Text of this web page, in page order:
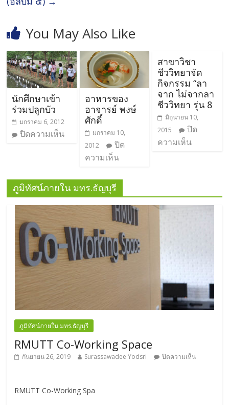
You May Also Like
นักศึกษาเข้า
ร่วมปลูกบัว
มกราคม 6, 2012
ปิดความเห็น
อาหารของ
อาจารย์ พงษ์
ศักดิ์
มกราคม 10,
2012
ปิด
ความเห็น
สาขาวิชา
ชีววิทยาจัด
กิจกรรม “ลา
จาก ไม่จากลา
ชีววิทยา รุ่น 8
มิถุนายน 10,
2015
ปิด
ความเห็น
ภูมิทัศน์ภายใน มทร.ธัญบุรี
ภูมิทัศน์ภายใน มทร.ธัญบุรี
RMUTT Co-Working Space
กันยายน 26, 2019 Surassawadee Yodsri ปิดความเห็น
RMUTT Co-Working Spa